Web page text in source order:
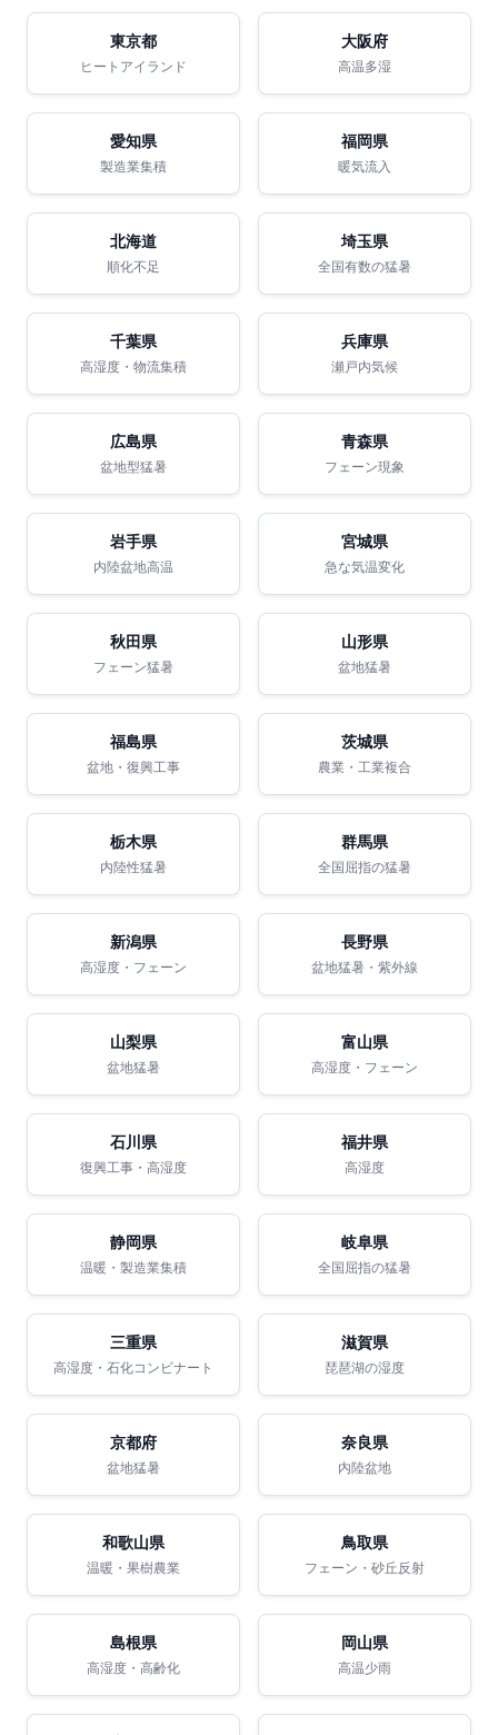
東京都
ヒートアイランド
大阪府
高温多湿
愛知県
製造業集積
福岡県
暖気流入
北海道
順化不足
埼玉県
全国有数の猛暑
千葉県
高湿度・物流集積
兵庫県
瀬戸内気候
広島県
盆地型猛暑
青森県
フェーン現象
岩手県
内陸盆地高温
宮城県
急な気温変化
秋田県
フェーン猛暑
山形県
盆地猛暑
福島県
盆地・復興工事
茨城県
農業・工業複合
栃木県
内陸性猛暑
群馬県
全国屈指の猛暑
新潟県
高湿度・フェーン
長野県
盆地猛暑・紫外線
山梨県
盆地猛暑
富山県
高湿度・フェーン
石川県
復興工事・高湿度
福井県
高湿度
静岡県
温暖・製造業集積
岐阜県
全国屈指の猛暑
三重県
高湿度・石化コンビナート
滋賀県
琵琶湖の湿度
京都府
盆地猛暑
奈良県
内陸盆地
和歌山県
温暖・果樹農業
鳥取県
フェーン・砂丘反射
島根県
高湿度・高齢化
岡山県
高温少雨